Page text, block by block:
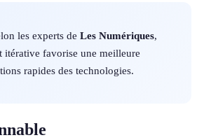
les experts de Les Numériques,
itérative favorise une meilleure
rapides des technologies.